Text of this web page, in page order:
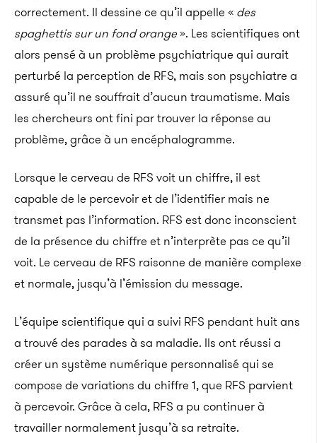
correctement. Il dessine ce qu’il appelle « des
spaghettis sur un fond orange». Les scientifiques ont
alors pensé à un problème psychiatrique qui aurait
perturbé la perception de RFS, mais son psychiatre a
assuré qu’il ne souffrait d’aucun traumatisme. Mais
les chercheurs ont fini par trouver la réponse au
problème, grâce à un encéphalogramme.
Lorsque le cerveau de RFS voit un chiffre, il est
capable de le percevoir et de l’identifier mais ne
transmet pas l’information. RFS est donc inconscient
de la présence du chiffre et n’interprète pas ce qu’il
voit. Le cerveau de RFS raisonne de manière complexe
et normale, jusqu’à l’émission du message.
L’équipe scientifique qui a suivi RFS pendant huit ans
a trouvé des parades à sa maladie. Ils ont réussi a
créer un système numérique personnalisé qui se
compose de variations du chiffre 1, que RFS parvient
à percevoir. Grâce à cela, RFS a pu continuer à
travailler normalement jusqu’à sa retraite.